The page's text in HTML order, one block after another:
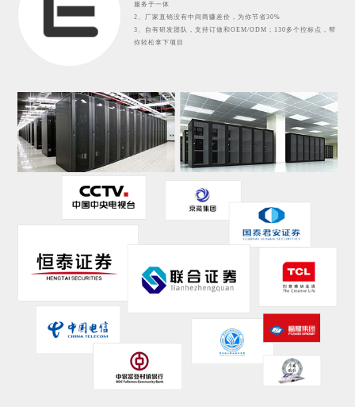
服务于一体
2、厂家直销没有中间商赚差价，为你节省30%
3、自有研发团队，支持订做和OEM/ODM；130多个控标点，帮
你轻松拿下项目